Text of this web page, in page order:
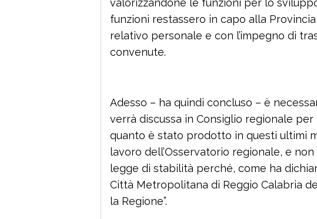
valorizzandone le funzioni per lo
funzioni restassero in capo alla
relativo personale e con l’impegno di
convenute.
Adesso – ha quindi concluso – è
verrà discussa in Consiglio regionale
quanto è stato prodotto in questi ultimi
lavoro dell’Osservatorio regionale, e
legge di stabilità perché, come ha
Città Metropolitana di Reggio Calabria
la Regione”.